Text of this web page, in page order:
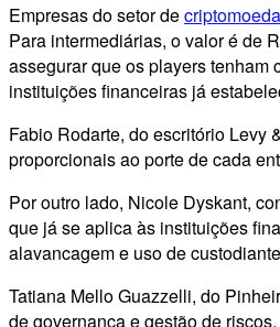
Empresas do setor de
Para intermediárias, o valor é de
assegurar que os players tenham
instituições financeiras já
Fabio Rodarte, do escritório Levy
proporcionais ao porte de cada
Por outro lado, Nicole Dyskant,
que já se aplica às instituições
alavancagem e uso de
Tatiana Mello Guazzelli, do
de governança e gestão de